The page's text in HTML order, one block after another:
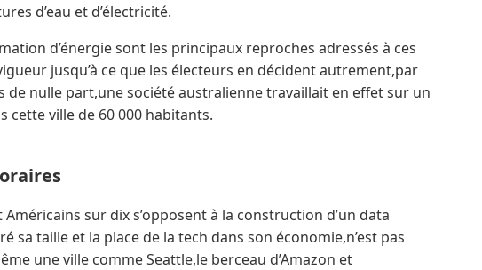
d’eau et d’électricité.
d’énergie sont les principaux reproches adressés à ces
jusqu’à ce que les électeurs en décident autrement,par
de nulle part,une société australienne travaillait en effet sur un
cette ville de 60 000 habitants.
sur dix s’opposent à la construction d’un data
sa taille et la place de la tech dans son économie,n’est pas
une ville comme Seattle,le berceau d’Amazon et